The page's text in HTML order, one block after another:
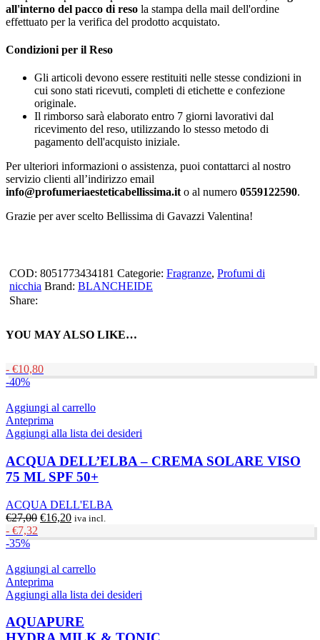
all'interno del pacco di reso la stampa della mail dell'ordine
effettuato per la verifica del prodotto acquistato.
Condizioni per il Reso
Gli articoli devono essere restituiti nelle stesse condizioni in
cui sono stati ricevuti, completi di etichette e confezione
originale.
Il rimborso sarà elaborato entro 7 giorni lavorativi dal
ricevimento del reso, utilizzando lo stesso metodo di
pagamento dell'acquisto iniziale.
Per ulteriori informazioni o assistenza, puoi contattarci al nostro
servizio clienti all’indirizzo email
info@profumeriaesteticabellissima.it o al numero 0559122590.
Grazie per aver scelto Bellissima di Gavazzi Valentina!
COD: 8051773434181 Categorie: Fragranze, Profumi di
nicchia Brand: BLANCHEIDE
Share:
YOU MAY ALSO LIKE…
- €10,80
-40%
Aggiungi al carrello
Anteprima
Aggiungi alla lista dei desideri
ACQUA DELL’ELBA – CREMA SOLARE VISO
75 ML SPF 50+
ACQUA DELL'ELBA
€27,00 Il
originale
€27,00.
€16,20Il
attuale
€16,20.
iva incl.
- €7,32
-35%
Aggiungi al carrello
Anteprima
Aggiungi alla lista dei desideri
AQUAPURE